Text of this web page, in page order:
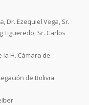
Dr. Ezequiel Vega, Sr.
Figueredo, Sr. Carlos
H. Cámara de
de Bolivia